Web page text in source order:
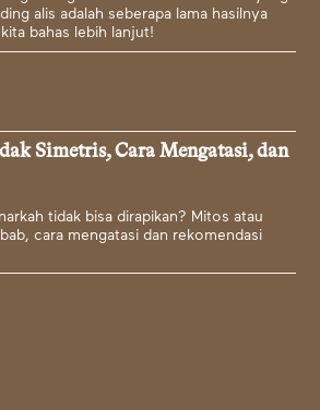
alis adalah seberapa lama hasilnya
bahas lebih lanjut!
Simetris, Cara Mengatasi, dan
tidak bisa dirapikan? Mitos atau
cara mengatasi dan rekomendasi